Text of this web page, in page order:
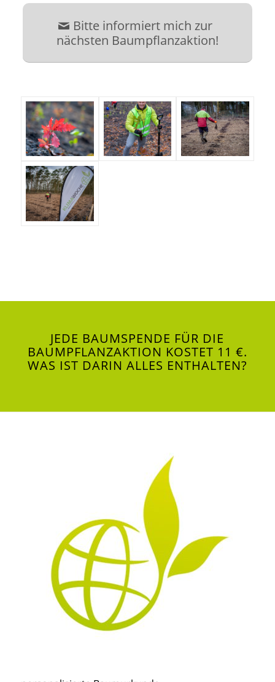
Bitte informiert mich zur
nächsten Baumpflanzaktion!
JEDE BAUMSPENDE FÜR DIE
BAUMPFLANZAKTION KOSTET 11 €.
WAS IST DARIN ALLES ENTHALTEN?